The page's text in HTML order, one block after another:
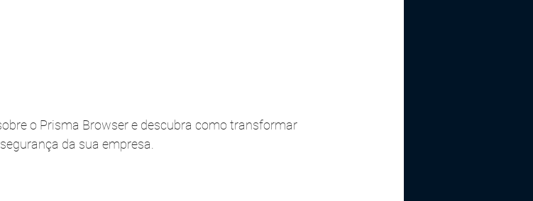
o Prisma Browser e descubra como transformar
da sua empresa.